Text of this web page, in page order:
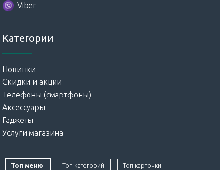
Viber
Категории
Новинки
Скидки и акции
Телефоны (смартфоны)
Аксессуары
Гаджеты
Услуги магазина
Топ меню Топ категорий Топ карточки